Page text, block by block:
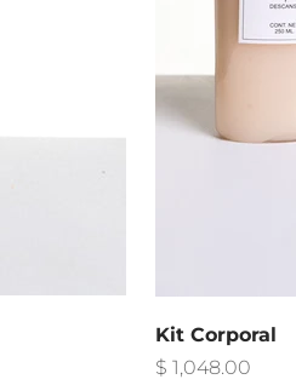
Kit Corporal
Precio de oferta
$ 1,048.00